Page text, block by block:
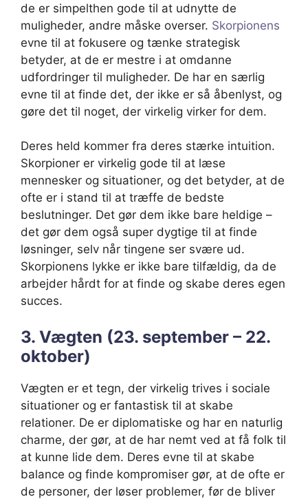
de er simpelthen gode til at udnytte de
muligheder, andre måske overser. Skorpionens
evne til at fokusere og tænke strategisk
betyder, at de er mestre i at omdanne
udfordringer til muligheder. De har en særlig
evne til at finde det, der ikke er så åbenlyst, og
gøre det til noget, der virkelig virker for dem.
Deres held kommer fra deres stærke intuition.
Skorpioner er virkelig gode til at læse
mennesker og situationer, og det betyder, at de
ofte er i stand til at træffe de bedste
beslutninger. Det gør dem ikke bare heldige –
det gør dem også super dygtige til at finde
løsninger, selv når tingene ser svære ud.
Skorpionens lykke er ikke bare tilfældig, da de
arbejder hårdt for at finde og skabe deres egen
succes.
3. Vægten (23. september – 22.
oktober)
Vægten er et tegn, der virkelig trives i sociale
situationer og er fantastisk til at skabe
relationer. De er diplomatiske og har en naturlig
charme, der gør, at de har nemt ved at få folk til
at kunne lide dem. Deres evne til at skabe
balance og finde kompromiser gør, at de ofte er
de personer, der løser problemer, før de bliver